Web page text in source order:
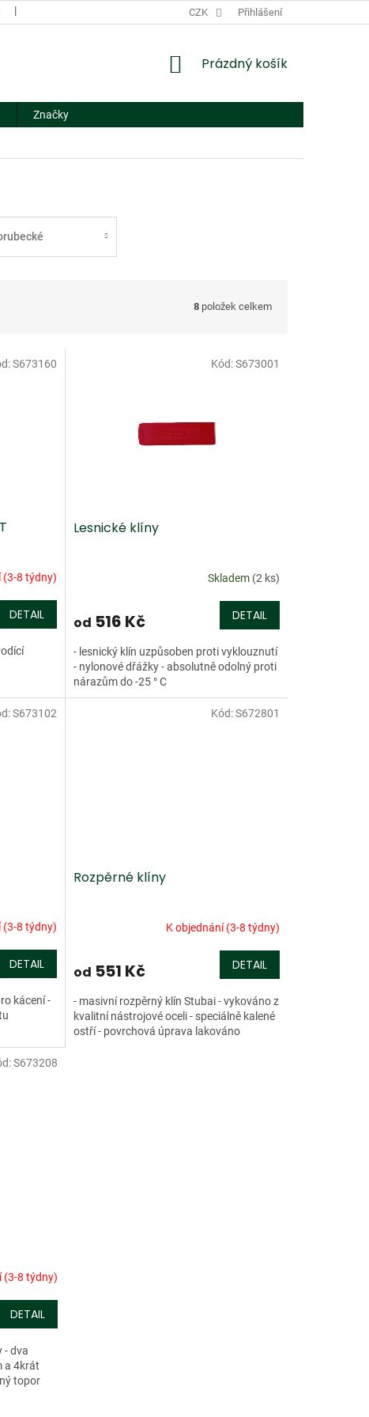
NÁHRADNÍ PLNĚNÍ
CZK Přihlášení
NÁKUPNÍ
Prázdný košík
Značky
8 položek celkem
(3-8 týdny)
DETAIL
S673160
Lesnické klíny
Skladem (2 ks)
od 516 Kč DETAIL
- lesnický klín uzpůsoben proti vyklouznutí
- nylonové dřážky - absolutně odolný proti
nárazům do -25 ° C
Kód:S673001
(3-8 týdny)
DETAIL
kácení -
S673102
Rozpěrné klíny
K objednání (3-8 týdny)
od 551 Kč DETAIL
- masivní rozpěrný klín Stubai - vykováno z
kvalitní nástrojové oceli - speciálně kalené
ostří - povrchová úprava lakováno
Kód:S672801
(3-8 týdny)
DETAIL
- dva
a 4krát
topor
S673208